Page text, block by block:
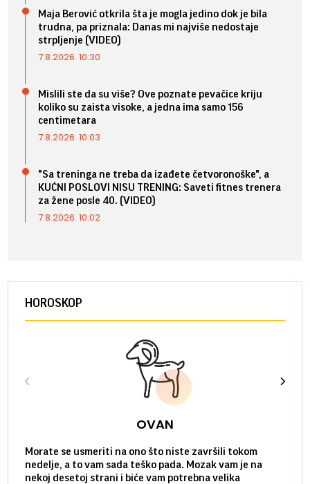
Maja Berović otkrila šta je mogla jedino dok je bila
trudna, pa priznala: Danas mi najviše nedostaje
strpljenje (VIDEO)
7.8.2026. 10:30
Mislili ste da su više? Ove poznate pevačice kriju
koliko su zaista visoke, a jedna ima samo 156
centimetara
7.8.2026. 10:03
"Sa treninga ne treba da izađete četvoronoške", a
KUĆNI POSLOVI NISU TRENING: Saveti fitnes trenera
za žene posle 40. (VIDEO)
7.8.2026. 10:02
HOROSKOP
OVAN
Morate se usmeriti na ono što niste završili tokom
nedelje, a to vam sada teško pada. Mozak vam je na
nekoj desetoj strani i biće vam potrebna velika